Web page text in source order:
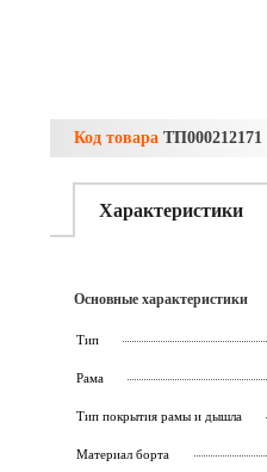
Код товара ТП000212171
Характеристики
Основные характеристики
Тип
Рама
Тип покрытия рамы и дышла
Материал борта